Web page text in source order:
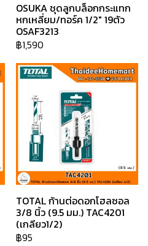
OSUKA ชุดลูกบล็อกกระแทก
หกเหลี่ยม/ทอร์ค 1/2" 19ตัว
OSAF3213
฿1,590
TOTAL ก้านต่อดอกโฮลซอล
3/8 นิ้ว (9.5 มม.) TAC4201
(เกลียว1/2)
฿95